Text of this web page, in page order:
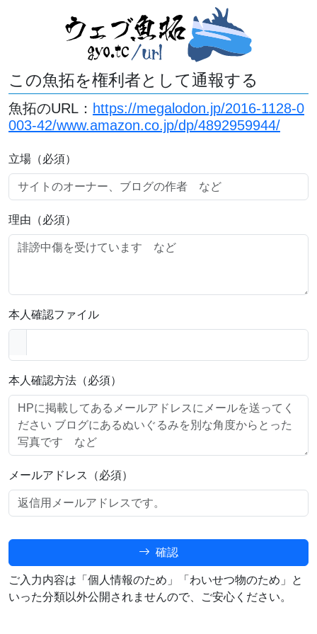
この魚拓を権利者として通報する
魚拓のURL： https://megalodon.jp/2016-1128-0
003-42/www.amazon.co.jp/dp/4892959944/
立場（必須）
理由（必須）
本人確認ファイル
本人確認方法（必須）
メールアドレス（必須）
確認
ご入力内容は「個人情報のため」「わいせつ物のため」と
いった分類以外公開されませんので、ご安心ください。